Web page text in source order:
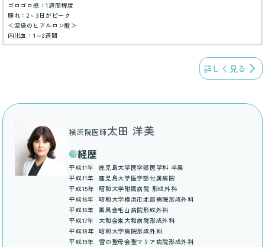
ゴロゴロ感：1週間程度
腫れ：2～3日がピーク
＜涙袋のヒアルロン酸＞
内出血：1～2週間
詳しく見る
横浜院医師太田 洋美
経歴
平成11年
鹿児島大学医学部医学科 卒業
平成11年
鹿児島大学医学部付属病院
平成15年
昭和大学附属病院 形成外科
平成16年
昭和大学横浜市北部病院形成外科
平成16年
薫風会毛山病院形成外科
平成17年
大和会東大和病院形成外科
平成18年
昭和大学病院形成外科
平成19年
雪の聖母会聖マリア病院形成外科